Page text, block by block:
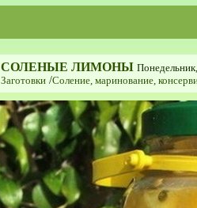
СОЛЕНЫЕ ЛИМОНЫ
Заготовки /Соление, маринование,